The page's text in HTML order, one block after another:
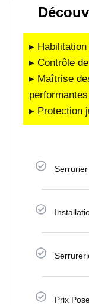
▸
▸ Contrôle
▸ Maîtrise
performantes
▸ Protection
Prix